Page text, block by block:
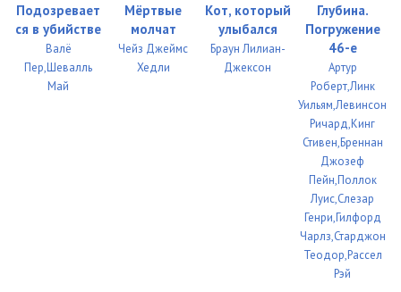
Подозревает
ся в убийстве
Валё
Пер,Шевалль
Май
Мёртвые
молчат
Чейз Джеймс
Хедли
Кот, который
улыбался
Браун Лилиан-
Джексон
Глубина.
Погружение
46-е
Артур
Роберт,Линк
Уильям,Левинсон
Ричард,Кинг
Стивен,Бреннан
Джозеф
Пейн,Поллок
Луис,Слезар
Генри,Гилфорд
Чарлз,Старджон
Теодор,Рассел
Рэй